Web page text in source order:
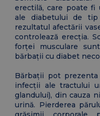
erectilă, care poate
ale diabetului de tip
rezultatul afectării
controlează erecția.
forței musculare
bărbații cu diabet
Bărbații pot
infecții ale tractului
glandului), din cauza
urină. Pierderea